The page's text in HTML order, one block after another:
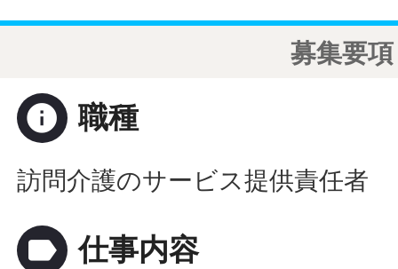
募集要項
info 職種
訪問介護のサービス提供責任者
label 仕事内容